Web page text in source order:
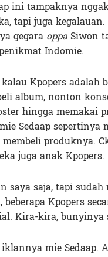
ini tampaknya
tapi juga
gegara oppa Siwon
Indomie.
Kpopers adalah
album, nonton
hingga memakai
Sedaap
produknya.
juga anak Kpopers.
saja, tapi sudah
Kpopers
Kira-kira, bunyinya
mie Sedaap.